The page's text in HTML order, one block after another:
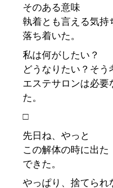
そのある意味
執着とも言える気持
落ち着いた。
私は何がしたい？
どうなりたい？そう
エステサロンは必要
た。
□
先日ね、やっと
この解体の時に出
できた。
やっぱり、捨てられ